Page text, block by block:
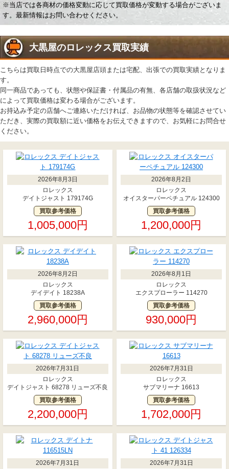
※当店では各商材の価格変動に応じて買取価格が変動する場合がございま
す。最新情報はお問い合わせください。
大黒屋のロレックス買取実績
こちらは買取日時点での大黒屋店頭または宅配、出張での買取実績となりま
す。
同一商品であっても、状態や保証書・付属品の有無、各店舗の取扱状況など
によって買取価格は変わる場合がございます。
お持込み予定の店舗へご連絡いただければ、お品物の状態等を確認させてい
ただき、実際の買取額に近い価格をお伝えできますので、お気軽にお問合せ
ください。
2026年8月3日
ロレックス
デイトジャスト 179174G
買取参考価格
1,005,000円
2026年8月2日
ロレックス
オイスターパーペチュアル 124300
買取参考価格
1,200,000円
2026年8月2日
ロレックス
デイデイト 18238A
買取参考価格
2,960,000円
2026年8月1日
ロレックス
エクスプローラー 114270
買取参考価格
930,000円
2026年7月31日
ロレックス
デイトジャスト 68278 リューズ不良
買取参考価格
2,200,000円
2026年7月31日
ロレックス
サブマリーナ 16613
買取参考価格
1,702,000円
2026年7月31日
2026年7月31日